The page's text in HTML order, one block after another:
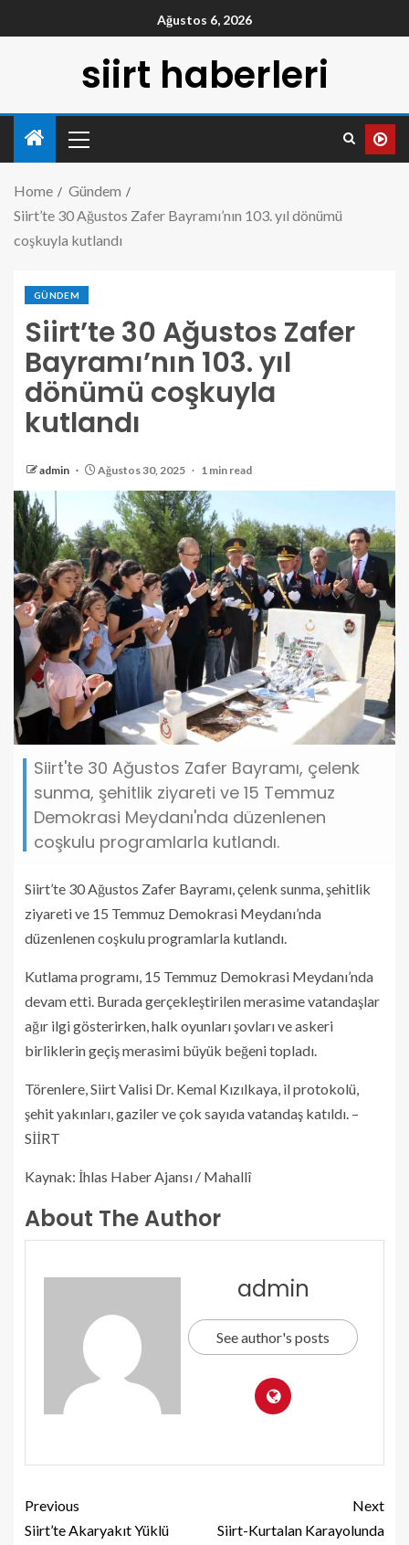
Ağustos 6, 2026
siirt haberleri
Home
Gündem
Siirt’te 30 Ağustos Zafer Bayramı’nın 103. yıl dönümü
coşkuyla kutlandı
GÜNDEM
Siirt’te 30 Ağustos Zafer
Bayramı’nın 103. yıl
dönümü coşkuyla
kutlandı
admin Ağustos 30, 2025 1 min read
Siirt'te 30 Ağustos Zafer Bayramı, çelenk
sunma, şehitlik ziyareti ve 15 Temmuz
Demokrasi Meydanı'nda düzenlenen
coşkulu programlarla kutlandı.
Siirt’te 30 Ağustos Zafer Bayramı, çelenk sunma, şehitlik
ziyareti ve 15 Temmuz Demokrasi Meydanı’nda
düzenlenen coşkulu programlarla kutlandı.
Kutlama programı, 15 Temmuz Demokrasi Meydanı’nda
devam etti. Burada gerçekleştirilen merasime vatandaşlar
ağır ilgi gösterirken, halk oyunları şovları ve askeri
birliklerin geçiş merasimi büyük beğeni topladı.
Törenlere, Siirt Valisi Dr. Kemal Kızılkaya, il protokolü,
şehit yakınları, gaziler ve çok sayıda vatandaş katıldı. –
SİİRT
Kaynak: İhlas Haber Ajansı / Mahallî
About The Author
admin
See author's posts
Previous
Siirt’te Akaryakıt Yüklü
Next
Siirt-Kurtalan Karayolunda